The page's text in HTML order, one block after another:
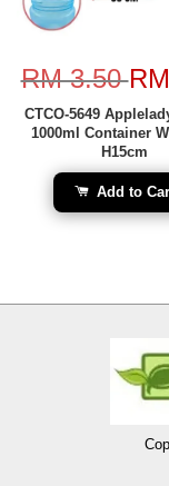
RM 3.50
CTCO-5649
1000ml Container
H15cm
Add to